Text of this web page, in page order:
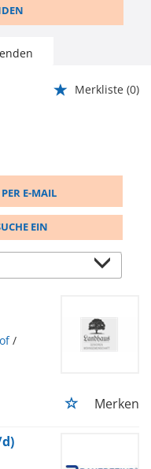
Merkliste (0)
E-MAIL
EIN
/
Merken